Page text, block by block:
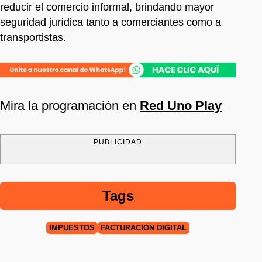
reducir el comercio informal, brindando mayor
seguridad jurídica tanto a comerciantes como a
transportistas.
Mira la programación en Red Uno Play
PUBLICIDAD
Tags
IMPUESTOS FACTURACIÓN DIGITAL